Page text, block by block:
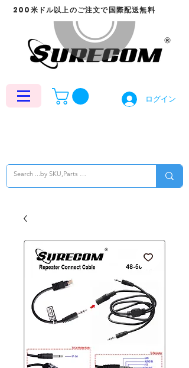
ログイン
200米ドル以上のご注文で国際配送無料